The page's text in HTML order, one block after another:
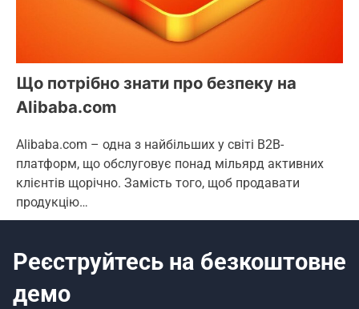
Що потрібно знати про безпеку на
Alibaba.com
Alibaba.com – одна з найбільших у світі B2B-
платформ, що обслуговує понад мільярд активних
клієнтів щорічно. Замість того, щоб продавати
продукцію…
Реєструйтесь на безкоштовне
демо